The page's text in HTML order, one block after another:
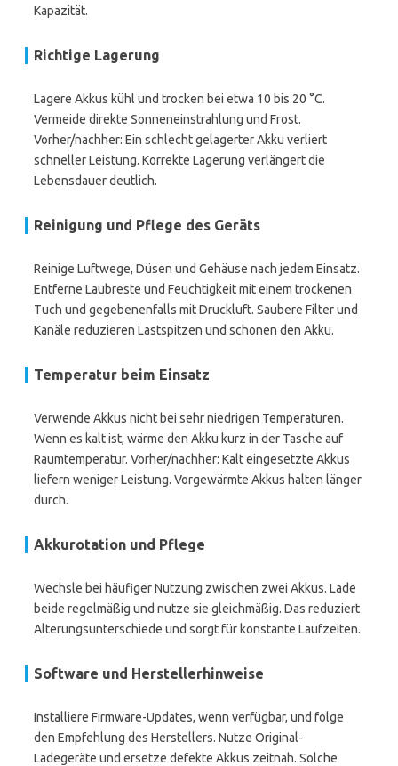
Kapazität.
Richtige Lagerung
Lagere Akkus kühl und trocken bei etwa 10 bis 20 °C.
Vermeide direkte Sonneneinstrahlung und Frost.
Vorher/nachher: Ein schlecht gelagerter Akku verliert
schneller Leistung. Korrekte Lagerung verlängert die
Lebensdauer deutlich.
Reinigung und Pflege des Geräts
Reinige Luftwege, Düsen und Gehäuse nach jedem Einsatz.
Entferne Laubreste und Feuchtigkeit mit einem trockenen
Tuch und gegebenenfalls mit Druckluft. Saubere Filter und
Kanäle reduzieren Lastspitzen und schonen den Akku.
Temperatur beim Einsatz
Verwende Akkus nicht bei sehr niedrigen Temperaturen.
Wenn es kalt ist, wärme den Akku kurz in der Tasche auf
Raumtemperatur. Vorher/nachher: Kalt eingesetzte Akkus
liefern weniger Leistung. Vorgewärmte Akkus halten länger
durch.
Akkurotation und Pflege
Wechsle bei häufiger Nutzung zwischen zwei Akkus. Lade
beide regelmäßig und nutze sie gleichmäßig. Das reduziert
Alterungsunterschiede und sorgt für konstante Laufzeiten.
Software und Herstellerhinweise
Installiere Firmware-Updates, wenn verfügbar, und folge
den Empfehlung des Herstellers. Nutze Original-
Ladegeräte und ersetze defekte Akkus zeitnah. Solche